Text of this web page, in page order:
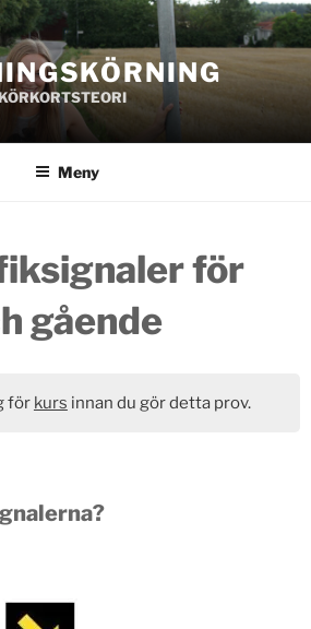
Meny
för
gående
för kurs innan du gör detta prov.